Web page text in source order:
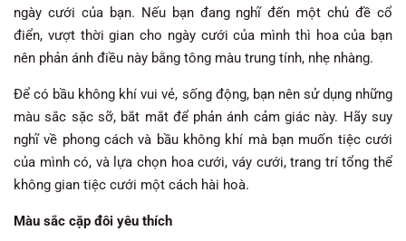
ngày cưới của bạn. Nếu bạn đang nghĩ đến một chủ đề cổ
điển, vượt thời gian cho ngày cưới của mình thì hoa của bạn
nên phản ánh điều này bằng tông màu trung tính, nhẹ nhàng.
Để có bầu không khí vui vẻ, sống động, bạn nên sử dụng những
màu sắc sặc sỡ, bắt mắt để phản ánh cảm giác này. Hãy suy
nghĩ về phong cách và bầu không khí mà bạn muốn tiệc cưới
của mình có, và lựa chọn hoa cưới, váy cưới, trang trí tổng thể
không gian tiệc cưới một cách hài hoà.
Màu sắc cặp đôi yêu thích